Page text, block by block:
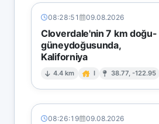
08:28:51 09.08.2026
Cloverdale'nin 7 km doğu-
güneydoğusunda,
Kaliforniya
4.4 km I 38.77, -122.95
08:26:19 09.08.2026